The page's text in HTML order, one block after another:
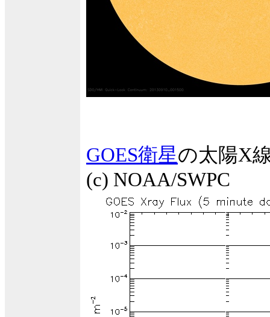
GOES衛星の太陽X
(c) NOAA/SWPC